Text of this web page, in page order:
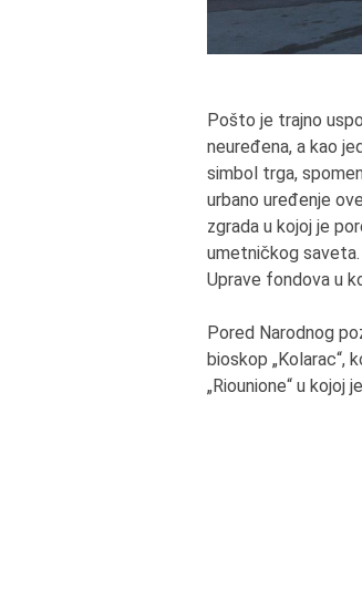
Pošto je trajno
neuređena, a kao
simbol trga,
urbano uređenje
zgrada u kojoj je
umetničkog saveta.
Uprave fondova u
Pored Narodnog
bioskop „Kolarac“,
„Riounione“ u kojoj